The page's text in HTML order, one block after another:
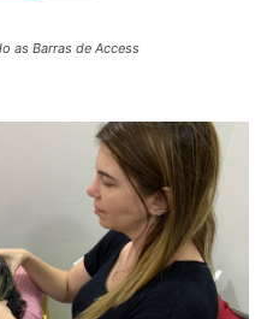
as Barras de Access